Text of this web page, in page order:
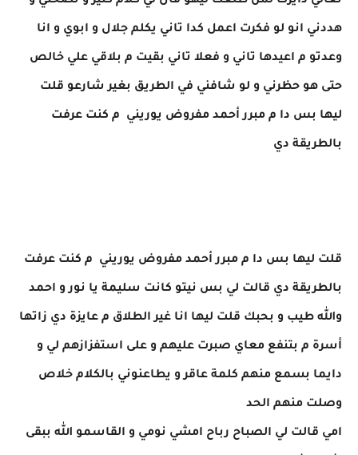
هددني انو لو فكرت اعمل كدا تاني يكلم جلال و ابوي و انا
وعدتو م اعيدها تاني و فعلا تاني بقيت م بلاقي علي خالص
حتى هو حظرني و لو شافني في الطريق بغير شارعو قلت
ليها بس دا م مبرر أحمد مفروض يوريني م كنت عرفت
بالطريقة دي
قلت ليها بس دا م مبرر أحمد مفروض يوريني م كنت عرفت
بالطريقة دي قالت لي بس نيتو كانت سليمة يا نور و احمد
والله طيب و بحبك قلت ليها انا غير الطلاق م عايزة دي زاتها
أسرة م بتنفع معاي صبرت عليهم و على استفزازهم لي و
دايما بسمع منهم كلمة عاقر و يطاعنوني بالكلام خلاص
وصلت منهم الحد
امي قالت لي الصباح رباح امشي نومي و القاسمو الله ببقى